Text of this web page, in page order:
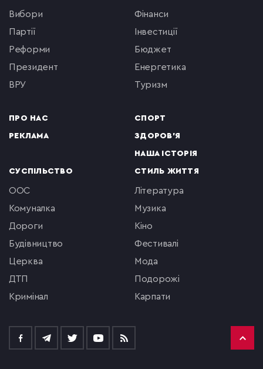
вибори
партії
реформи
президент
ВРУ
ПРО НАС
РЕКЛАМА
фінанси
інвестиції
бюджет
енергетика
туризм
СПОРТ
ЗДОРОВ'Я
НАША ІСТОРІЯ
СУСПІЛЬСТВО
ООС
комуналка
Дороги
будівництво
церква
ДТП
кримінал
СТИЛЬ ЖИТТЯ
література
музика
кіно
фестивалі
мода
подорожі
Карпати